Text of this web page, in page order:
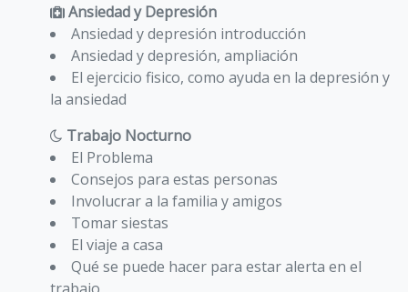
Ansiedad y Depresión
Ansiedad y depresión introducción
Ansiedad y depresión, ampliación
El ejercicio fisico, como ayuda en la depresión y
la ansiedad
Trabajo Nocturno
El Problema
Consejos para estas personas
Involucrar a la familia y amigos
Tomar siestas
El viaje a casa
Qué se puede hacer para estar alerta en el